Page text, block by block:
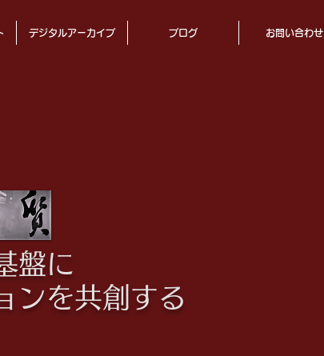
デジタルアーカイブ ブログ お問い合わせ
盤に
ンを共創する